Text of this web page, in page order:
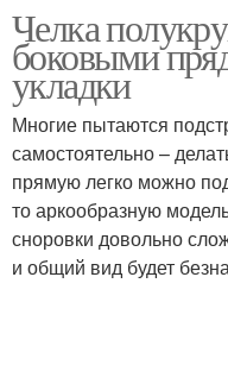
Челка
боковыми
укладки
Многие пытаются
самостоятельно –
прямую легко можно
то аркообразную
сноровки довольно
и общий вид будет